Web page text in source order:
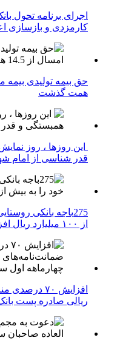
اجرای برنامه تحول
کارمزدی و بازسازی
همت گذشت
این روزها ، روز
قدر شناسی از امام
275باجه بانکی
از ۱۰۰ میلیارد ریال افزایش دادند
ریالی صادره پست بانک